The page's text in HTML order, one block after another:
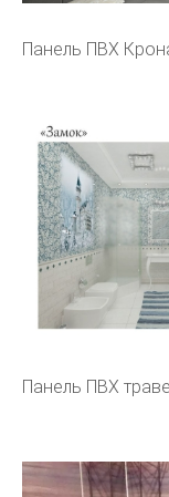
Панель ПВХ
Панель ПВХ